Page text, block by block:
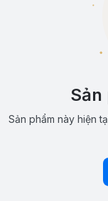
Sản
Sản phẩm này hiện